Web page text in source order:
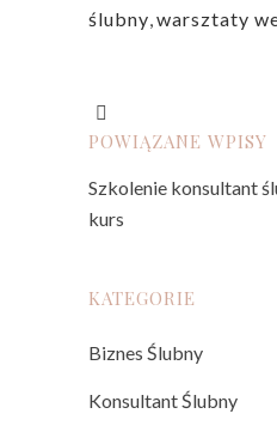
ślubny,warsztaty
POWIĄZANE WPISY
Szkolenie konsultant
kurs
KATEGORIE
Biznes Ślubny
Konsultant Ślubny